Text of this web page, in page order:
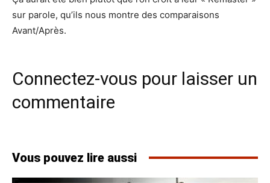
sur parole, qu’ils nous montre des comparaisons
Avant/Après.
Connectez-vous pour laisser un
commentaire
Vous pouvez lire aussi